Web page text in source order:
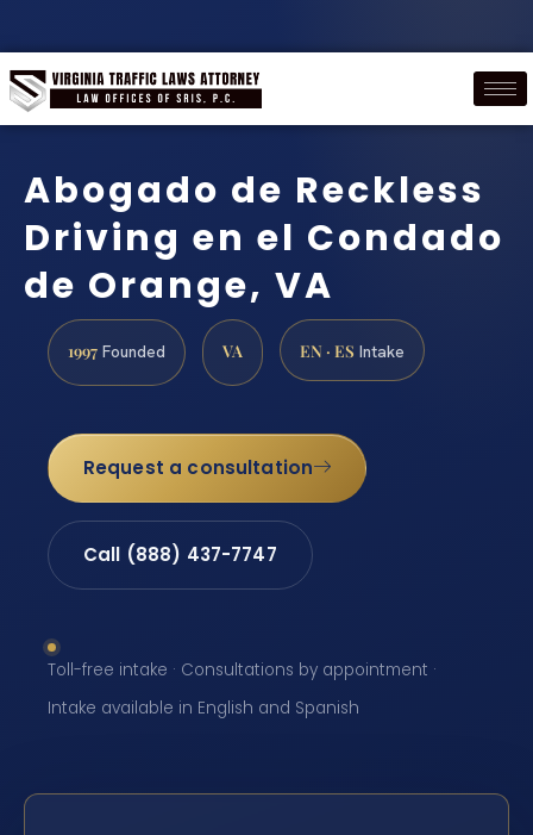
Abogado de Reckless
Driving en el Condado
de Orange, VA
1997 Founded VA EN · ES Intake
Request a consultation
Call (888) 437-7747
Toll-free intake · Consultations by appointment ·
Intake available in English and Spanish